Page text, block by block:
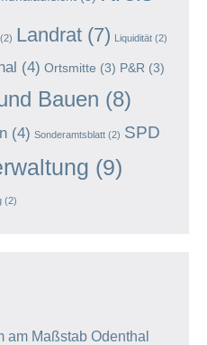
(2) Landrat (7) Liquidität (2)
(4) Ortsmitte (3) P&R (3)
Bauen (8)
(4) Sonderamtsblatt (2) SPD
(9)
(2)
am Maßstab Odenthal